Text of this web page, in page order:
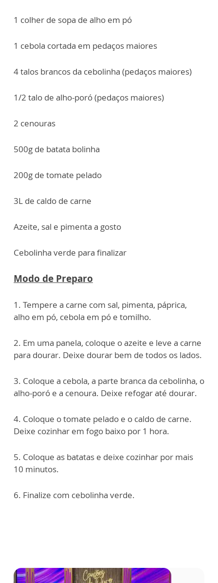
1 colher de sopa de alho em pó
1 cebola cortada em pedaços maiores
4 talos brancos da cebolinha (pedaços maiores)
1/2 talo de alho-poró (pedaços maiores)
2 cenouras
500g de batata bolinha
200g de tomate pelado
3L de caldo de carne
Azeite, sal e pimenta a gosto
Cebolinha verde para finalizar
Modo de Preparo
1. Tempere a carne com sal, pimenta, páprica,
alho em pó, cebola em pó e tomilho.
2. Em uma panela, coloque o azeite e leve a carne
para dourar. Deixe dourar bem de todos os lados.
3. Coloque a cebola, a parte branca da cebolinha, o
alho-poró e a cenoura. Deixe refogar até dourar.
4. Coloque o tomate pelado e o caldo de carne.
Deixe cozinhar em fogo baixo por 1 hora.
5. Coloque as batatas e deixe cozinhar por mais
10 minutos.
6. Finalize com cebolinha verde.